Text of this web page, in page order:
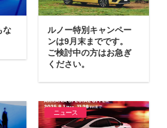
な
ルノー特別キャンペー
ンは9月末までです。
ご検討中の方はお急ぎ
ください。
ニュース